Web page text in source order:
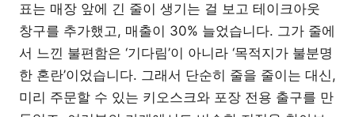
표는 매장 앞에 긴 줄이 생기는 걸 보고 테이크아웃
창구를 추가했고, 매출이 30% 늘었습니다. 그가 줄에
서 느낀 불편함은 ‘기다림’이 아니라 ‘목적지가 불분명
한 혼란’이었습니다. 그래서 단순히 줄을 줄이는 대신,
미리 주문할 수 있는 키오스크와 포장 전용 출구를 만